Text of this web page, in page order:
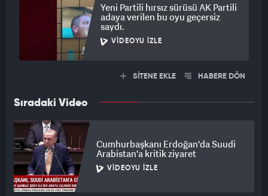
Yeni Partili hırsız sürüsü AK Partili
adaya verilen bu oyu geçersiz
saydı.
VIDEOYU İZLE
SİTENE EKLE HABERE DÖN
Sıradaki Video
Cumhurbaşkanı Erdoğan'da Suudi
Arabistan'a kritik ziyaret
VIDEOYU İZLE